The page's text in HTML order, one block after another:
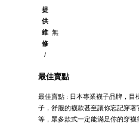
提
供
維
修
/
無
最佳賣點
最佳賣點 : 日本專業襪子品牌，目
子，舒服的襪款甚至讓你忘記穿
等，眾多款式一定能滿足你的穿襪